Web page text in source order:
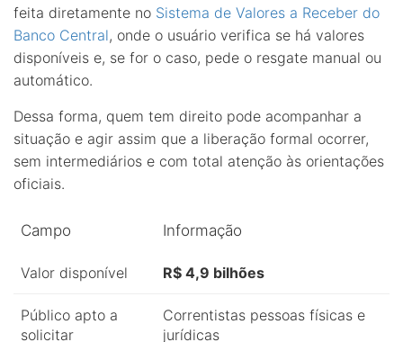
feita diretamente no Sistema de Valores a Receber do
Banco Central, onde o usuário verifica se há valores
disponíveis e, se for o caso, pede o resgate manual ou
automático.
Dessa forma, quem tem direito pode acompanhar a
situação e agir assim que a liberação formal ocorrer,
sem intermediários e com total atenção às orientações
oficiais.
Campo Informação
Valor disponível R$ 4,9 bilhões
Público apto a
solicitar
Correntistas pessoas físicas e
jurídicas